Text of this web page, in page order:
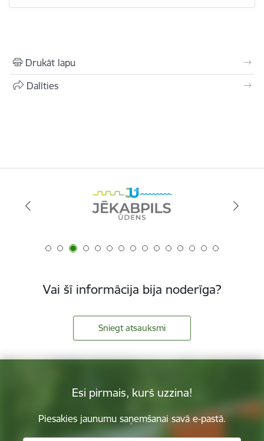
Drukāt lapu
Dalīties
Vai šī informācija bija noderīga?
Sniegt atsauksmi
Esi pirmais, kurš uzzina!
Piesakies jaunumu saņemšanai savā e-pastā.